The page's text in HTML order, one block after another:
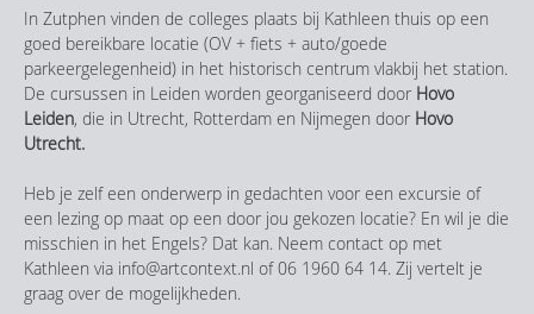
In Zutphen vinden de colleges plaats bij Kathleen thuis op een
goed bereikbare locatie (OV + fiets + auto/goede
parkeergelegenheid) in het historisch centrum vlakbij het station.
De cursussen in Leiden worden georganiseerd door Hovo
Leiden, die in Utrecht, Rotterdam en Nijmegen door Hovo
Utrecht.
Heb je zelf een onderwerp in gedachten voor een excursie of
een lezing op maat op een door jou gekozen locatie? En wil je die
misschien in het Engels? Dat kan. Neem contact op met
Kathleen via info@artcontext.nl of 06 1960 64 14. Zij vertelt je
graag over de mogelijkheden.